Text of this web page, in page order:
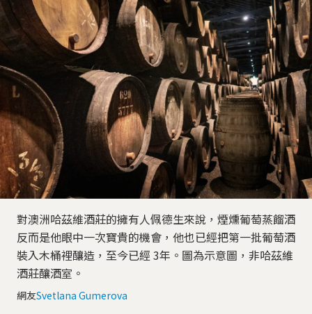
對澳洲哈茲維酒莊的擁有人佩德生來說，煙燻葡萄蒸餾酒
反而是他眼中一次寶貴的機會，他也已經把第一批葡萄酒
裝入木桶裡釀造，至今已經 3年。圖為示意圖，非哈茲維
酒莊釀酒室。
網友Svetlana Gumerova